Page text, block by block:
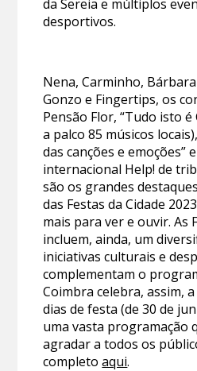
da Sereia e múltiplos
desportivos.
Nena, Carminho,
Gonzo e Fingertips, os
Pensão Flor, “Tudo isto é
a palco 85 músicos
das canções e emoções”
internacional Help! de
são os grandes
das Festas da Cidade
mais para ver e ouvir. As
incluem, ainda, um
iniciativas culturais e
complementam o
Coimbra celebra, assim,
dias de festa (de 30 de
uma vasta programação
agradar a todos os
completoaqui.